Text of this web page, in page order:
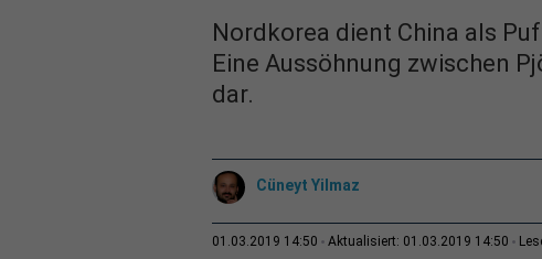
Nordkorea dient China als
Eine Aussöhnung zwischen
dar.
Cüneyt Yilmaz
01.03.2019 14:50 Aktualisiert: 01.03.2019 14:50